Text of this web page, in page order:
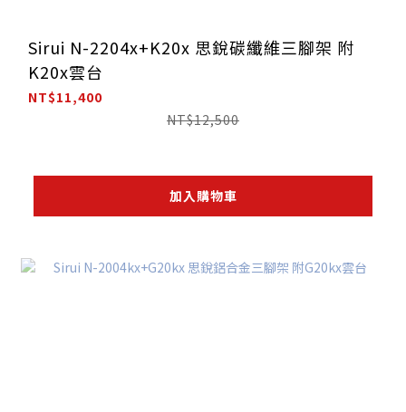
Sirui N-2204x+K20x 思銳碳纖維三腳架 附
K20x雲台
NT$11,400
NT$12,500
加入購物車